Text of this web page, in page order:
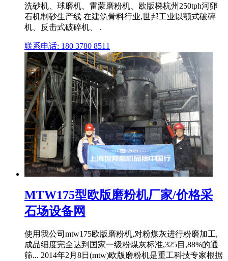
洗砂机、球磨机、雷蒙磨粉机、欧版梯杭州250tph河卵
石机制砂生产线 在建筑骨料行业,世邦工业以颚式破碎
机、反击式破碎机、 .
联系电话: 180 3780 8511
MTW175型欧版磨粉机厂家/价格采
石场设备网
使用我公司mtw175欧版磨粉机,对粉煤灰进行粉磨加工,
成品细度完全达到国家一级粉煤灰标准,325目,88%的通
筛... 2014年2月8日(mtw)欧版磨粉机是重工科技专家根据